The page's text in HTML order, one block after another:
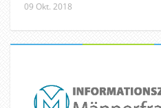
09 Okt. 2018